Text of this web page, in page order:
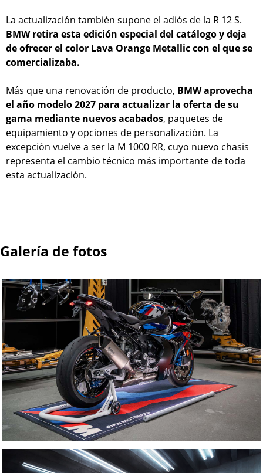
La actualización también supone el adiós de la R 12 S.
BMW retira esta edición especial del catálogo y deja
de ofrecer el color Lava Orange Metallic con el que se
comercializaba.
Más que una renovación de producto, BMW aprovecha
el año modelo 2027 para actualizar la oferta de su
gama mediante nuevos acabados, paquetes de
equipamiento y opciones de personalización. La
excepción vuelve a ser la M 1000 RR, cuyo nuevo chasis
representa el cambio técnico más importante de toda
esta actualización.
Galería de fotos